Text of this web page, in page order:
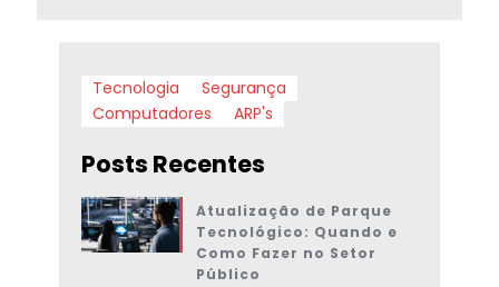
Tecnologia
Segurança
Computadores
ARP's
Posts Recentes
Atualização de Parque
Tecnológico: Quando e
Como Fazer no Setor
Público